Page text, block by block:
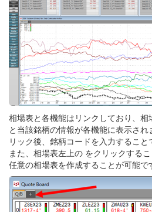
相場表と各機能はリンクしており、
と当該銘柄の情報が各機能に表示さ
リック後、銘柄コードを入力すること
また、相場表左上の をクリックするこ
任意の相場表を作成することが可能で